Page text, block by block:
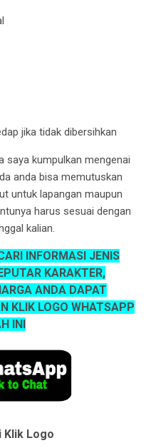
jika tidak dibersihkan
saya kumpulkan mengenai
anda bisa memutuskan
untuk lapangan maupun
harus sesuai dengan
kalian.
INFORMASI JENIS
KARAKTER,
ANDA DAPAT
KLIK LOGO WHATSAPP
INI
Klik Logo